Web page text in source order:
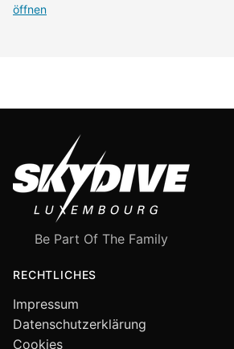
öffnen
Be Part Of The Family
RECHTLICHES
Impressum
Datenschutzerklärung
Cookies